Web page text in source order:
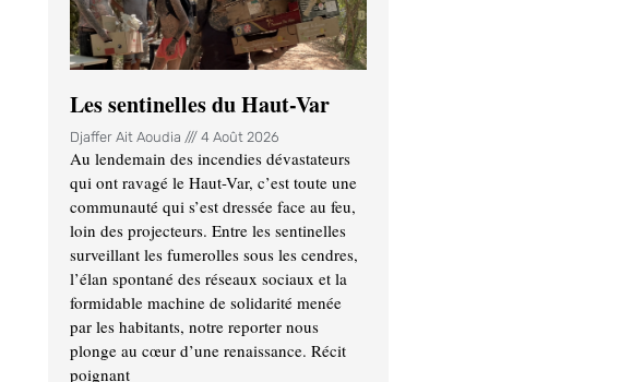
Les sentinelles du Haut-Var
Djaffer Ait Aoudia 4 Août 2026
Au lendemain des incendies dévastateurs
qui ont ravagé le Haut-Var, c’est toute une
communauté qui s’est dressée face au feu,
loin des projecteurs. Entre les sentinelles
surveillant les fumerolles sous les cendres,
l’élan spontané des réseaux sociaux et la
formidable machine de solidarité menée
par les habitants, notre reporter nous
plonge au cœur d’une renaissance. Récit
poignant